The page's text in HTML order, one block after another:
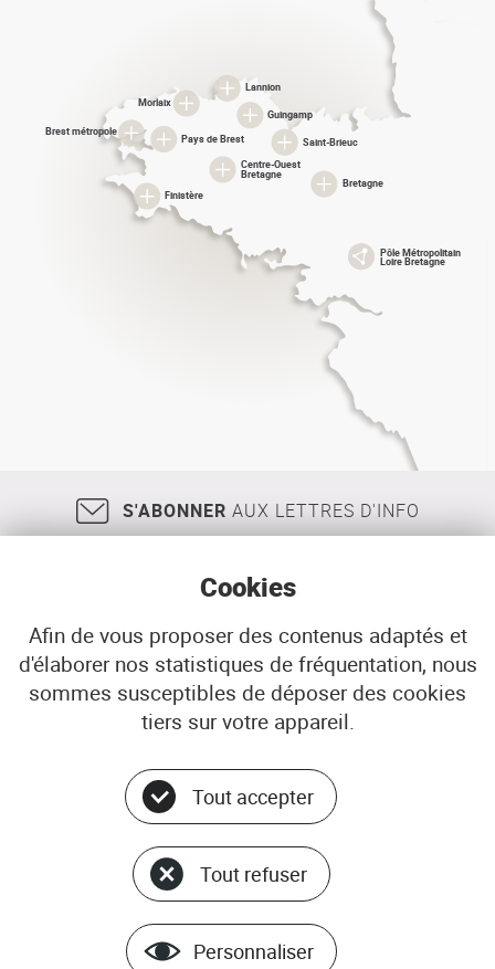
Pôle Métropolitain
Loire Bretagne
Brest métropole
Bretagne
Centre-Ouest
Bretagne
Finistère
Saint-Brieuc
Morlaix
Lannion
Guingamp
Pays de Brest
S'ABONNER AUX LETTRES D'INFO
18, rue Jean Jaurès 29200 BREST
02 98 33 51 71
CONTACT
© ADEUPa
PLAN DU SITE
DONNÉES PERSONNELLES
GÉRER LES COOKIES
MENTIONS LÉGALES
Cookies
Afin de vous proposer des contenus adaptés et
d'élaborer nos statistiques de fréquentation, nous
sommes susceptibles de déposer des cookies
tiers sur votre appareil.
Tout accepter
Tout refuser
Personnaliser